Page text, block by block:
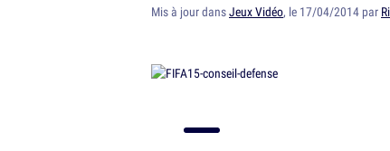
Mis à jour dansJeux Vidéo, le 17/04/2014 par